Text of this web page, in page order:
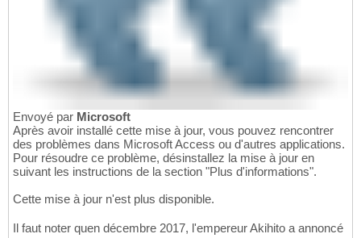
Envoyé par Microsoft
Après avoir installé cette mise à jour, vous pouvez rencontrer
des problèmes dans Microsoft Access ou d'autres applications.
Pour résoudre ce problème, désinstallez la mise à jour en
suivant les instructions de la section "Plus d'informations".
Cette mise à jour n'est plus disponible.
Il faut noter quen décembre 2017, l'empereur Akihito a annoncé